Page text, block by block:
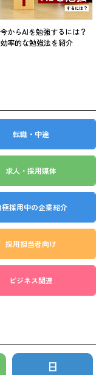
からAIを勉強するには？
率的な勉強法を紹介
転職・中途
求人・採用媒体
極採用中の企業紹介
採用担当者向け
ビジネス関連
日